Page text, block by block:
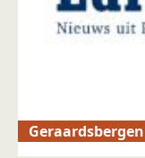
Geraardsbergen